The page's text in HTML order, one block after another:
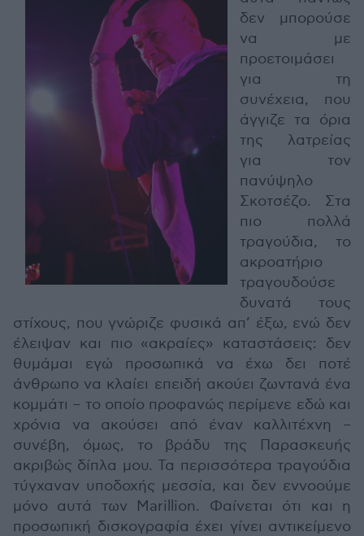
δεν μπορούσε
να με
προετοιμάσει
για τη
συνέχεια, που
άγγιζε τα όρια
της λατρείας
για τον
πανύψηλο
Σκοτσέζο. Στα
πιο πολλά
τραγούδια, το
ακροατήριο
τραγουδούσε
δυνατά τους
στίχους, που γνώριζε φυσικά απ’ έξω, ενώ δεν
έλειψαν και πιο «ακραίες» καταστάσεις: δεν
θυμάμαι εγώ προσωπικά να έχω δει ποτέ
άνθρωπο να κλαίει επειδή ακούει ζωντανά ένα
κομμάτι – το οποίο προφανώς περίμενε εδώ και
χρόνια να ακούσει από έναν καλλιτέχνη –
συνέβη, όμως, το βράδυ της Παρασκευής
ακριβώς δίπλα μου. Τα περισσότερα τραγούδια
τύγχαναν υποδοχής μεσσία, και δεν εννοούμε
μόνο αυτά των Marillion. Φαίνεται ότι και η
προσωπική δισκογραφία έχει γίνει αντικείμενο